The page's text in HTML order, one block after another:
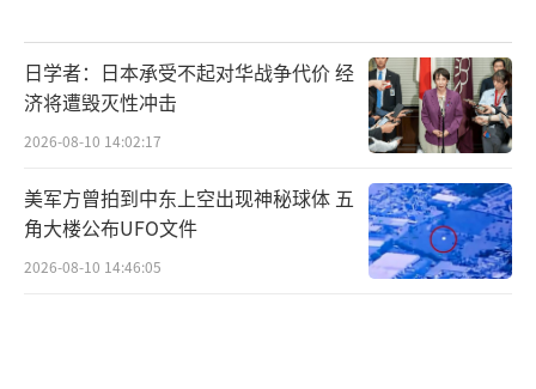
日学者：日本承受不起对华战争代价 经
济将遭毁灭性冲击
2026-08-10 14:02:17
美军方曾拍到中东上空出现神秘球体 五
角大楼公布UFO文件
2026-08-10 14:46:05